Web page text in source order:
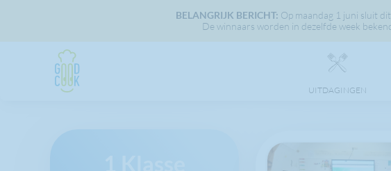
BELANGRIJK BERICHT: Op maandag 1 juni sluit
De winnaars worden in dezelfde week
UITDAGINGEN